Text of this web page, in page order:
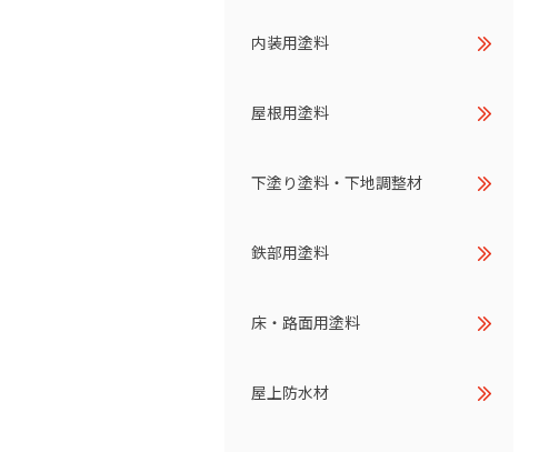
内装用塗料
屋根用塗料
下塗り塗料・下地調整材
鉄部用塗料
床・路面用塗料
屋上防水材